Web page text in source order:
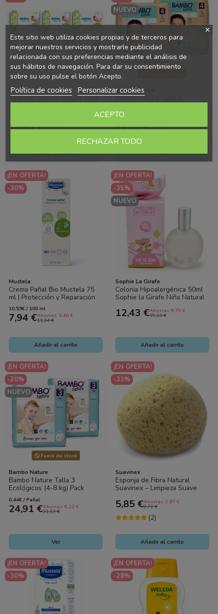
Chelino Nature
Toallitas Chelino Nature Pack
15,85 €19,32 €
Añadir al carrito
NUEVO
Bambo Nature
Bambo Nature Talla 4
Ahorro 48 Pañales (2x24) –
1,03€ / Pañal
24,76 €30,95 €
Ver
¡EN OFERTA!
-30%
Mustela
Crema Pañal Bio Mustela 75
ml | Protección y Reparación
Natural para Bebés
10,59€ / 100 ml
7,94 €Ahorras 3.40 €
11,34 €
Añadir al carrito
¡EN OFERTA!
-35%
NUEVO
Sophie La Girafe
Colonia Hipoalergénica 50ml
Sophie la Girafe Niña Natural
12,43 €Ahorras 6.70 €
19,13 €
Añadir al carrito
¡EN OFERTA!
-20%
NUEVO
Fuera de stock
Bambo Nature
Bambo Nature Talla 3
Ecológicos (4-8 kg) Pack
Ahorro 56 Pañales (2x28) –
Cuidado...
0,44€ / Pañal
24,91 €Ahorras 6.22 €
31,13 €
Ver
¡EN OFERTA!
-33%
Suavinex
Esponja de Fibra Natural
Suavinex – Limpieza Suave
5,85 €Ahorras 2.87 €
8,72 €
(2)
Añadir al carrito
¡EN OFERTA!
-30%
¡EN OFERTA!
-28%
Este sitio web utiliza cookies propias y de terceros para
mejorar nuestros servicios y mostrarle publicidad
relacionada con sus preferencias mediante el análisis de
sus hábitos de navegación. Para dar su consentimiento
sobre su uso pulse el botón Acepto.
Política de cookies Personalizar cookies
RECHAZAR TODO
ACEPTO